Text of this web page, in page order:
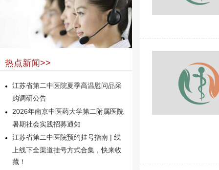
热点新闻>>
江苏省第二中医院夏季高温慰问品采
购调研公告
2026年南京中医药大学第二附属医院
暑期社会实践招募通知
江苏省第二中医院预约挂号指南 | 线
上线下全渠道挂号方式合集，快来收
藏！